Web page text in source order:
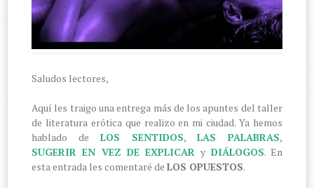
Saludos lectores,
Aquí les traigo una entrega más de los apuntes del taller
de literatura erótica que realizo en mi ciudad. Ya hemos
hablado deLOS SENTIDOS, LAS PALABRAS,
SUGERIR EN VEZ DE EXPLICAR y DIÁLOGOS. En
esta entrada les comentaré deLOS OPUESTOS.